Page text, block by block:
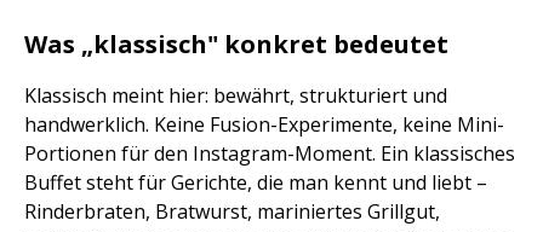
Was „klassisch" konkret bedeutet
Klassisch meint hier: bewährt, strukturiert und
handwerklich. Keine Fusion-Experimente, keine Mini-
Portionen für den Instagram-Moment. Ein klassisches
Buffet steht für Gerichte, die man kennt und liebt –
Rinderbraten, Bratwurst, mariniertes Grillgut,